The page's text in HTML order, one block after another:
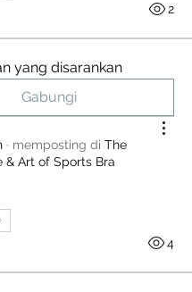
designers, fashion
and creative
who believe that how
as much as what
you build.
2
yang disarankan
Gabungi
· memposting di The
& Art of Sports Bra
4